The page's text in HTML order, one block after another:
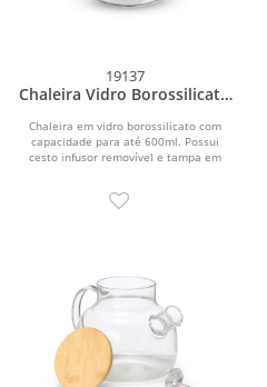
19137
Chaleira Vidro Borossilicato
Chaleira em vidro borossilicato com
capacidade para até 600ml. Possui
cesto infusor removível e tampa em